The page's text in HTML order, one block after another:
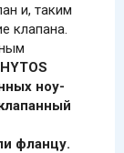
и, таким
клапана.
ноу-
фланцу.